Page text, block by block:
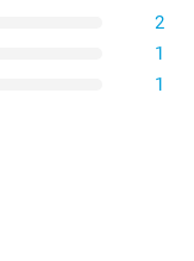
2
1
1